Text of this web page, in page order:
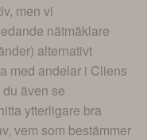
men vi
nätmäklare
alternativt
med andelar i Cliens
även se
ytterligare bra
vem som bestämmer